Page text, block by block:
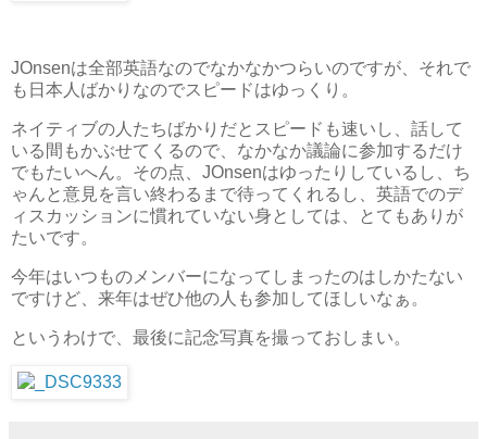
JOnsenは全部英語なのでなかなかつらいのですが、それで
も日本人ばかりなのでスピードはゆっくり。
ネイティブの人たちばかりだとスピードも速いし、話して
いる間もかぶせてくるので、なかなか議論に参加するだけ
でもたいへん。その点、JOnsenはゆったりしているし、ち
ゃんと意見を言い終わるまで待ってくれるし、英語でのデ
ィスカッションに慣れていない身としては、とてもありが
たいです。
今年はいつものメンバーになってしまったのはしかたない
ですけど、来年はぜひ他の人も参加してほしいなぁ。
というわけで、最後に記念写真を撮っておしまい。